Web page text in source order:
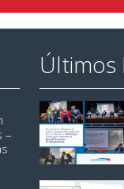
–
Últimos